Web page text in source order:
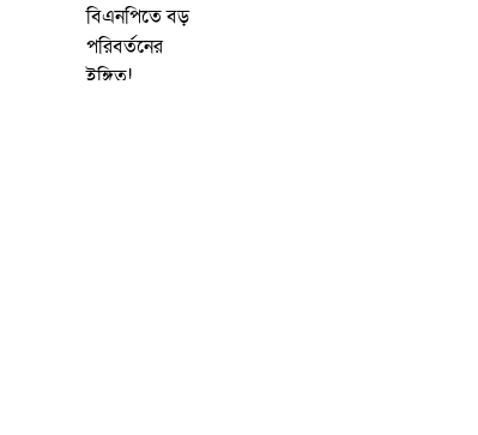
বিএনপিতে বড়
পরিবর্তনের
ইঙ্গিত!